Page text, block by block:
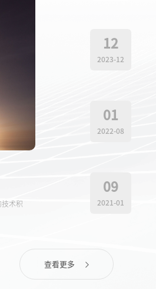
术积
12
2023-12
01
2022-08
09
2021-01
查看更多